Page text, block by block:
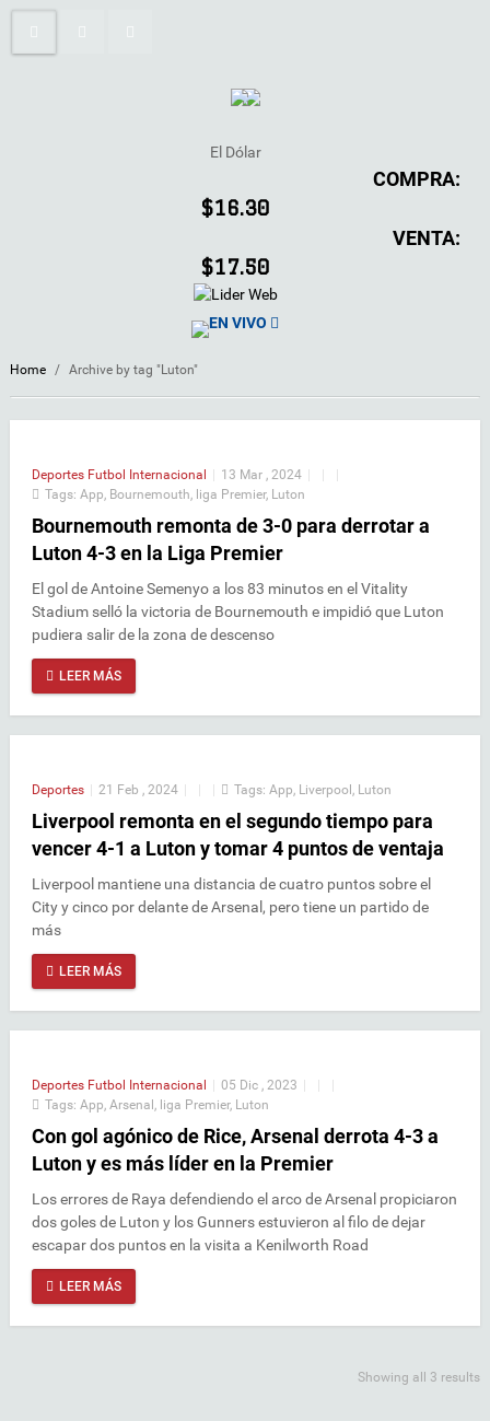
El Dólar
COMPRA:
$16.30
VENTA:
$17.50
EN VIVO
Home / Archive by tag "Luton"
Deportes Futbol Internacional | 13 Mar , 2024 | |
|
Tags: App Bournemouth liga Premier, Luton
Bournemouth remonta de 3-0 para derrotar a
Luton 4-3 en la Liga Premier
El gol de Antoine Semenyo a los 83 minutos en el Vitality
Stadium selló la victoria de Bournemouth e impidió que Luton
pudiera salir de la zona de descenso
LEER MÁS
Deportes | 21 Feb , 2024 | | | Tags: App Liverpool Luton
Liverpool remonta en el segundo tiempo para
vencer 4-1 a Luton y tomar 4 puntos de ventaja
Liverpool mantiene una distancia de cuatro puntos sobre el
City y cinco por delante de Arsenal, pero tiene un partido de
más
LEER MÁS
Deportes Futbol Internacional | 05 Dic , 2023 | |
|
Tags: App Arsenal liga Premier, Luton
Con gol agónico de Rice, Arsenal derrota 4-3 a
Luton y es más líder en la Premier
Los errores de Raya defendiendo el arco de Arsenal propiciaron
dos goles de Luton y los Gunners estuvieron al filo de dejar
escapar dos puntos en la visita a Kenilworth Road
LEER MÁS
Showing all 3 results